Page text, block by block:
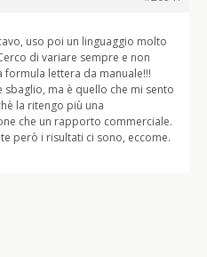
uso poi un linguaggio molto
di variare sempre e non
lettera da manuale!!!
sbaglio, ma è quello che mi sento
la ritengo più una
che un rapporto commerciale.
però i risultati ci sono, eccome.